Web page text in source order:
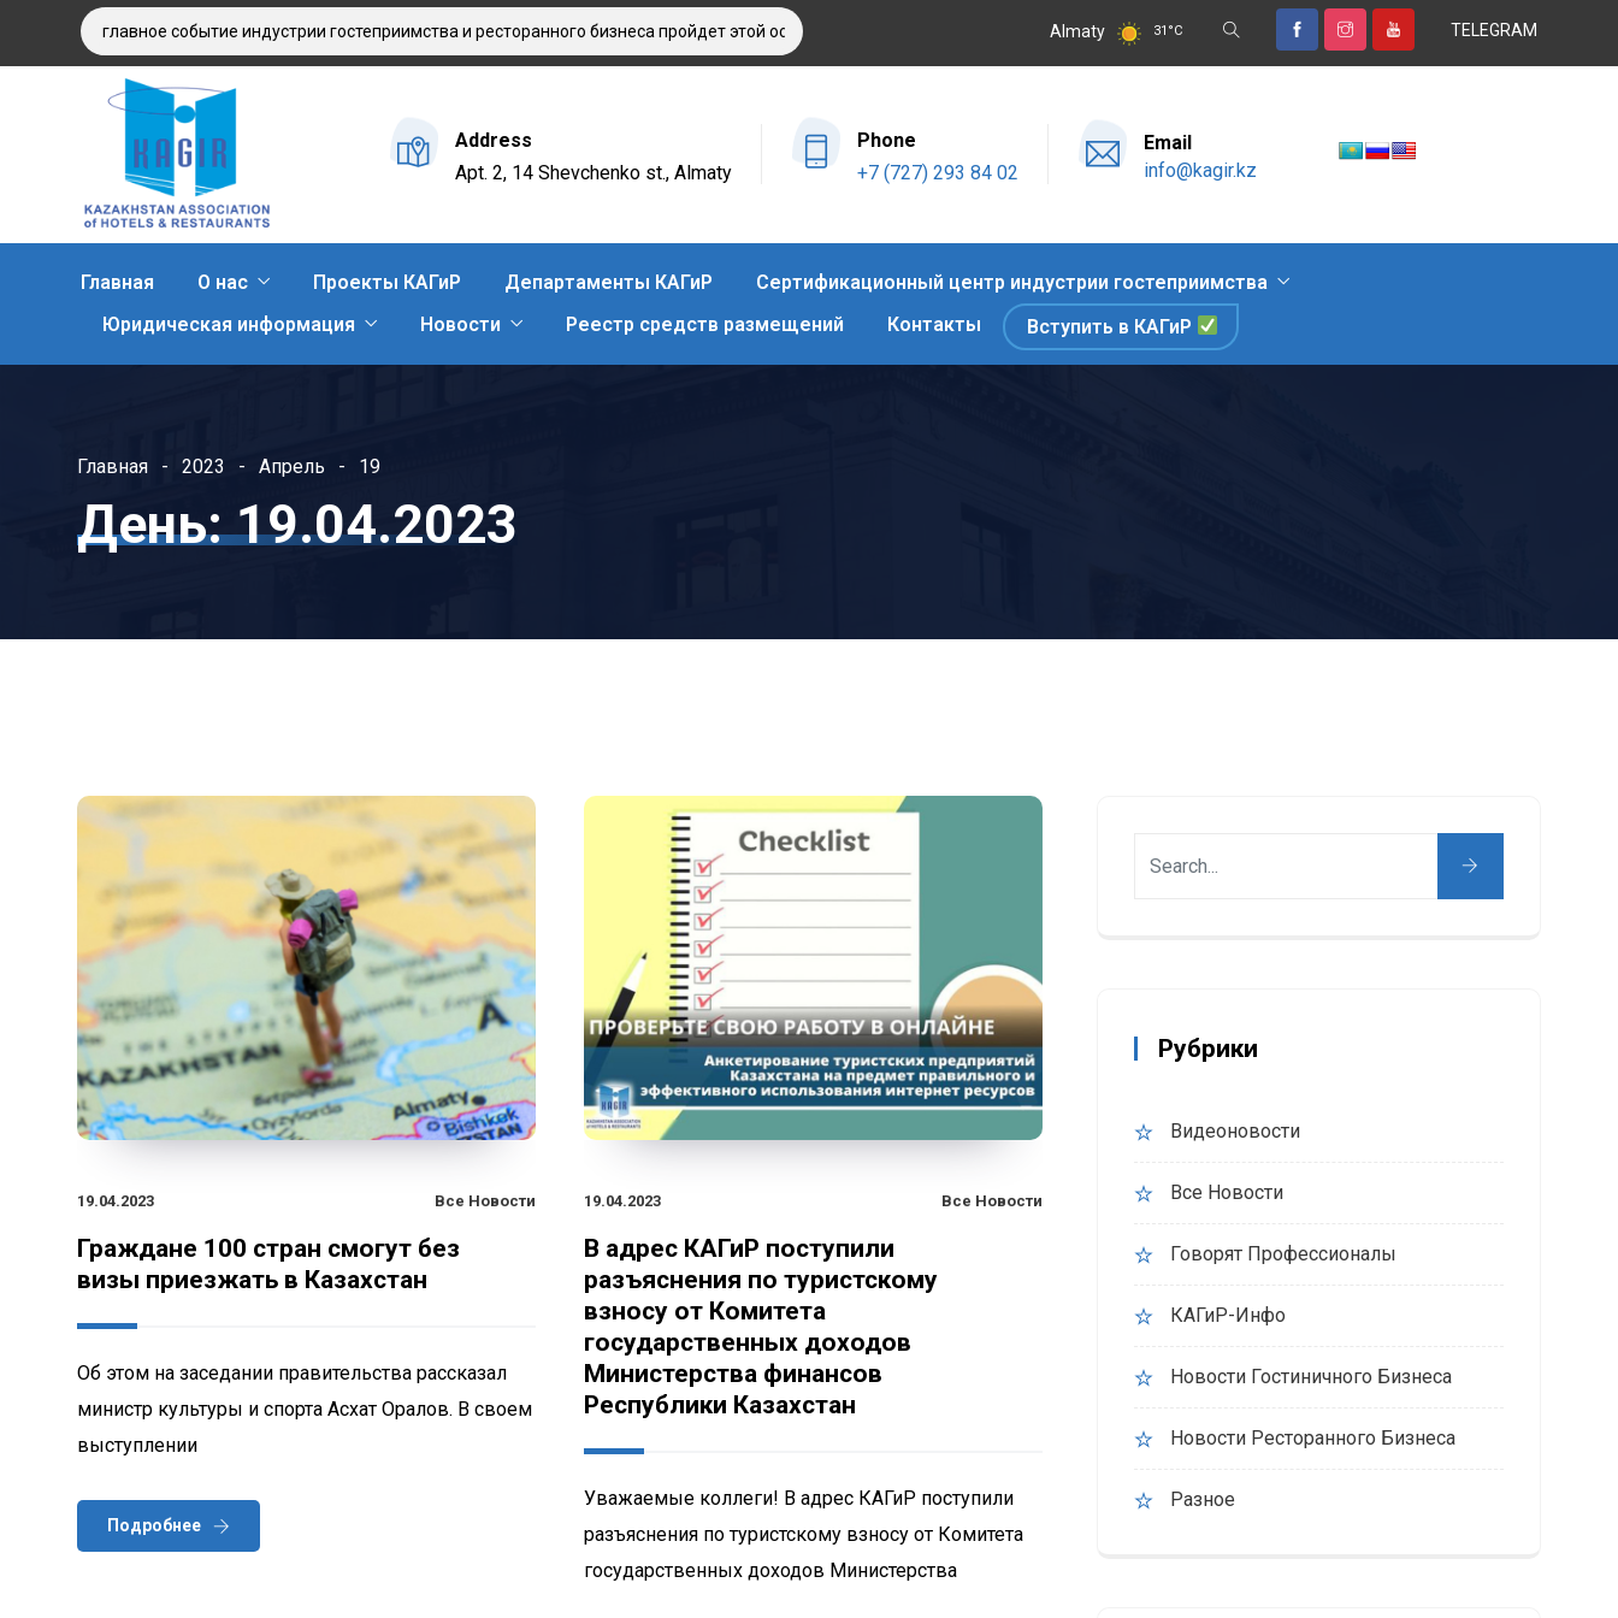
2025: главное событие индустрии гостеприимства и ресторанного бизнеса пройдет этой осенью в Алматы Оздоровительный отдых, знакомство с природными достопримечательностями и
Almaty 31 °C TELEGRAM
Address
Apt. 2, 14 Shevchenko st., Almaty
Phone
+7 (727) 293 84 02
Email
info@kagir.kz
Главная О нас Проекты КАГиР Департаменты КАГиР
Сертификационный центр индустрии гостеприимства
Юридическая информация
Новости Реестр средств размещений Контакты Вступить в КАГиР
Главная 2023 Апрель 19
День:19.04.2023
19.04.2023 Все Новости
Граждане 100 стран смогут без
визы приезжать в Казахстан
Об этом на заседании правительства рассказал
министр культуры и спорта Асхат Оралов. В своем
выступлении
Подробнее
19.04.2023 Все Новости
В адрес КАГиР поступили
разъяснения по туристскому
взносу от Комитета
государственных доходов
Министерства финансов
Республики Казахстан
Уважаемые коллеги! В адрес КАГиР поступили
разъяснения по туристскому взносу от Комитета
государственных доходов Министерства
Рубрики
Видеоновости
Все Новости
Говорят Профессионалы
КАГиР-Инфо
Новости Гостиничного Бизнеса
Новости Ресторанного Бизнеса
Разное